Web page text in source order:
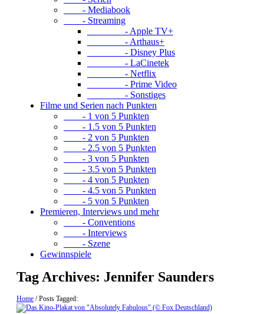
- Mediabook
- Streaming
- Apple TV+
- Arthaus+
- Disney Plus
- LaCinetek
- Netflix
- Prime Video
- Sonstiges
Filme und Serien nach Punkten
- 1 von 5 Punkten
- 1.5 von 5 Punkten
- 2 von 5 Punkten
- 2.5 von 5 Punkten
- 3 von 5 Punkten
- 3.5 von 5 Punkten
- 4 von 5 Punkten
- 4.5 von 5 Punkten
- 5 von 5 Punkten
Premieren, Interviews und mehr
- Conventions
- Interviews
- Szene
Gewinnspiele
Tag Archives: Jennifer Saunders
Home /Posts Tagged: